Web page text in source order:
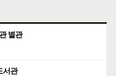
별관
서관